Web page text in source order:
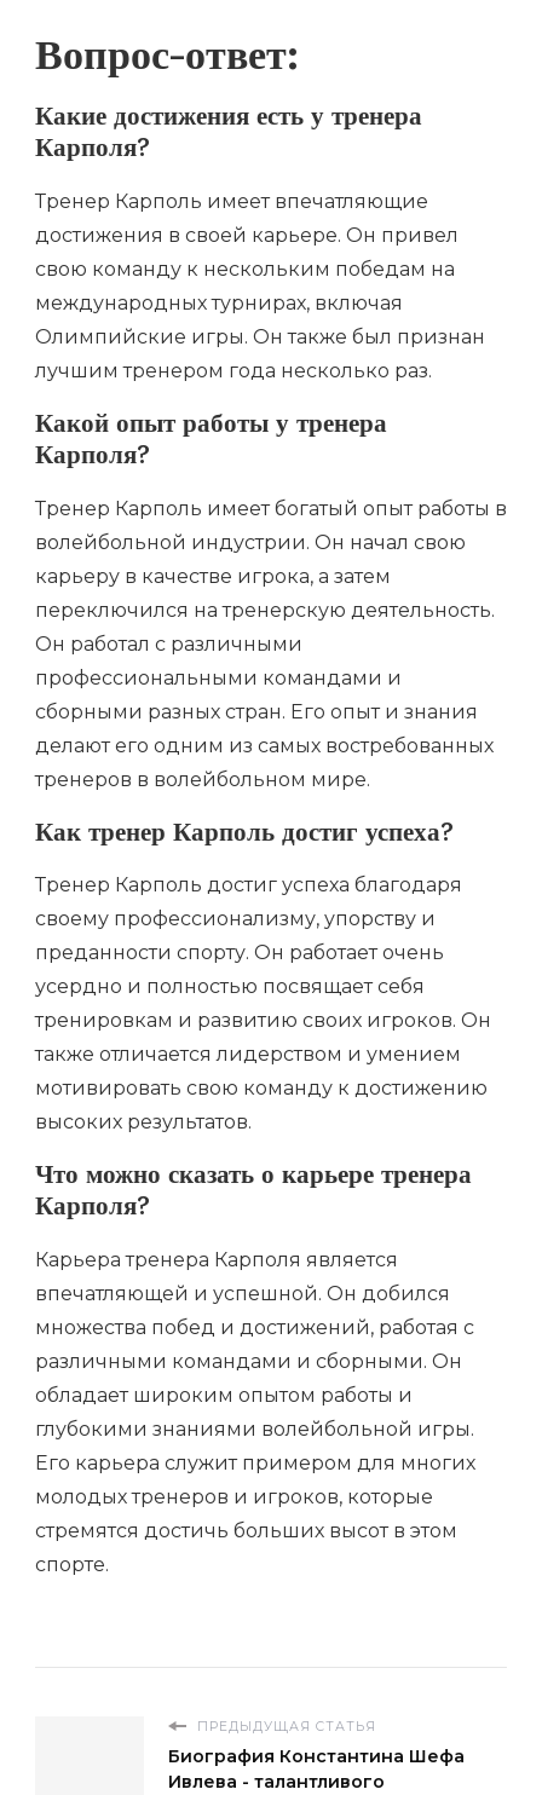
Вопрос-ответ:
Какие достижения есть у тренера
Карполя?
Тренер Карполь имеет впечатляющие
достижения в своей карьере. Он привел
свою команду к нескольким победам на
международных турнирах, включая
Олимпийские игры. Он также был признан
лучшим тренером года несколько раз.
Какой опыт работы у тренера
Карполя?
Тренер Карполь имеет богатый опыт работы в
волейбольной индустрии. Он начал свою
карьеру в качестве игрока, а затем
переключился на тренерскую деятельность.
Он работал с различными
профессиональными командами и
сборными разных стран. Его опыт и знания
делают его одним из самых востребованных
тренеров в волейбольном мире.
Как тренер Карполь достиг успеха?
Тренер Карполь достиг успеха благодаря
своему профессионализму, упорству и
преданности спорту. Он работает очень
усердно и полностью посвящает себя
тренировкам и развитию своих игроков. Он
также отличается лидерством и умением
мотивировать свою команду к достижению
высоких результатов.
Что можно сказать о карьере тренера
Карполя?
Карьера тренера Карполя является
впечатляющей и успешной. Он добился
множества побед и достижений, работая с
различными командами и сборными. Он
обладает широким опытом работы и
глубокими знаниями волейбольной игры.
Его карьера служит примером для многих
молодых тренеров и игроков, которые
стремятся достичь больших высот в этом
спорте.
ПРЕДЫДУЩАЯ СТАТЬЯ
Биография Константина Шефа
Ивлева - талантливого